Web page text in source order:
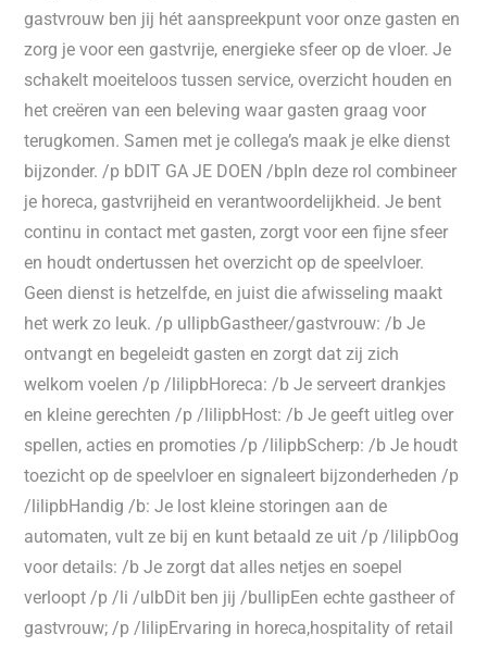
gastvrouw ben jij hét aanspreekpunt voor onze gasten en
zorg je voor een gastvrije, energieke sfeer op de vloer. Je
schakelt moeiteloos tussen service, overzicht houden en
het creëren van een beleving waar gasten graag voor
terugkomen. Samen met je collega’s maak je elke dienst
bijzonder. /p bDIT GA JE DOEN /bpIn deze rol combineer
je horeca, gastvrijheid en verantwoordelijkheid. Je bent
continu in contact met gasten, zorgt voor een fijne sfeer
en houdt ondertussen het overzicht op de speelvloer.
Geen dienst is hetzelfde, en juist die afwisseling maakt
het werk zo leuk. /p ullipbGastheer/gastvrouw: /b Je
ontvangt en begeleidt gasten en zorgt dat zij zich
welkom voelen /p /lilipbHoreca: /b Je serveert drankjes
en kleine gerechten /p /lilipbHost: /b Je geeft uitleg over
spellen, acties en promoties /p /lilipbScherp: /b Je houdt
toezicht op de speelvloer en signaleert bijzonderheden /p
/lilipbHandig /b: Je lost kleine storingen aan de
automaten, vult ze bij en kunt betaald ze uit /p /lilipbOog
voor details: /b Je zorgt dat alles netjes en soepel
verloopt /p /li /ulbDit ben jij /bullipEen echte gastheer of
gastvrouw; /p /lilipErvaring in horeca,hospitality of retail